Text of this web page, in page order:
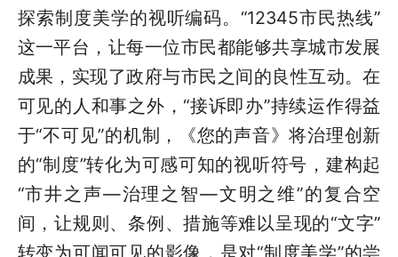
探索制度美学的视听编码。“12345市民热线”
这一平台，让每一位市民都能够共享城市发展
成果，实现了政府与市民之间的良性互动。在
可见的人和事之外，“接诉即办”持续运作得益
于“不可见”的机制，《您的声音》将治理创新
的“制度”转化为可感可知的视听符号，建构起
“市井之声—治理之智—文明之维”的复合空
间，让规则、条例、措施等难以呈现的“文字”
转变为可闻可见的影像，是对“制度美学”的尝